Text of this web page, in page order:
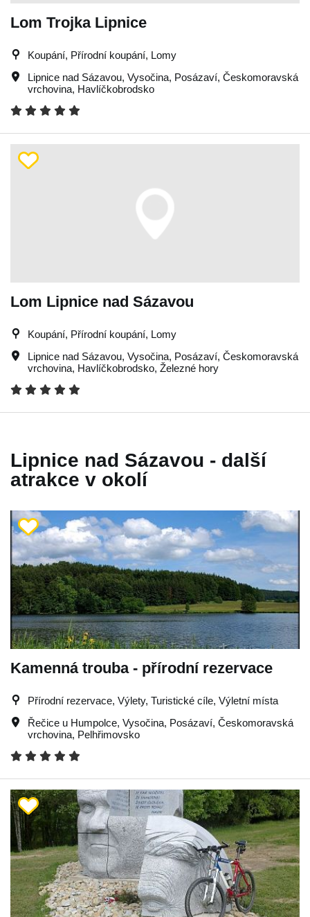
Lom Trojka Lipnice
Koupání, Přírodní koupání, Lomy
Lipnice nad Sázavou, Vysočina, Posázaví, Českomoravská
vrchovina, Havlíčkobrodsko
Lom Lipnice nad Sázavou
Koupání, Přírodní koupání, Lomy
Lipnice nad Sázavou, Vysočina, Posázaví, Českomoravská
vrchovina, Havlíčkobrodsko, Železné hory
Lipnice nad Sázavou - další
atrakce v okolí
Kamenná trouba - přírodní rezervace
Přírodní rezervace, Výlety, Turistické cíle, Výletní místa
Řečice u Humpolce, Vysočina, Posázaví, Českomoravská
vrchovina, Pelhřimovsko